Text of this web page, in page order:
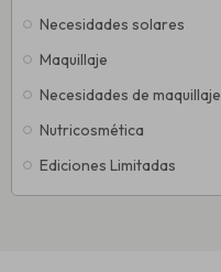
Necesidades solares
Maquillaje
Necesidades de maquillaje
Nutricosmética
Ediciones Limitadas